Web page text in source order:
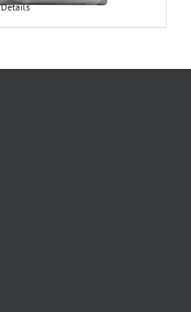
Details